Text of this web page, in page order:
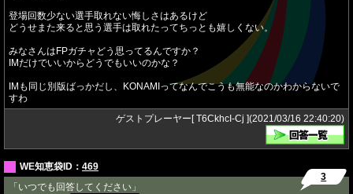
登場回数少ない選手取れない悔しさはあるけど
どうせまた来ると思う選手は取れたってちっとも嬉しくない。
みなさんはFPガチャどう思ってるんですか？
IMだけでいいからどうでもいいのかな？
IMも同じ別版ばっかだし、KONAMIってなんでこうも無能なのかわからないで
すわ
ゲストプレーヤー[ T6CkhcI-Cj ](2021/03/16 22:40:20)
WE知恵袋ID： 469
「いつでも回答してください」
3